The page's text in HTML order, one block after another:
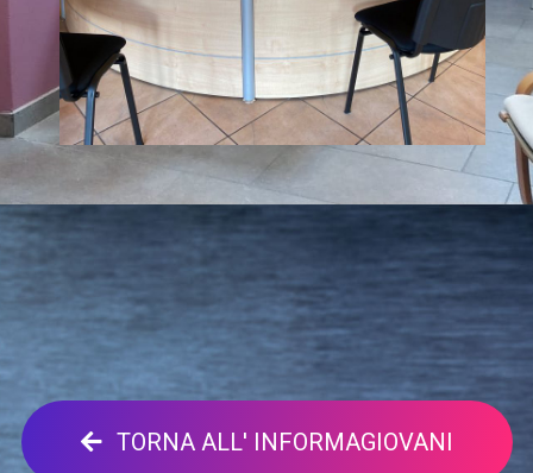
TORNA ALL' INFORMAGIOVANI